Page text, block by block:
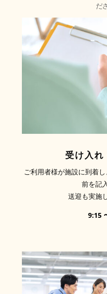
だ
受け入
ご利用者様が施設に到着
前を記
送迎も実施
9:15